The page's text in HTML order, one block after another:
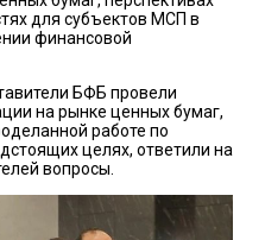
для субъектов МСП в
финансовой
БФБ провели
на рынке ценных бумаг,
работе по
целях, ответили на
вопросы.